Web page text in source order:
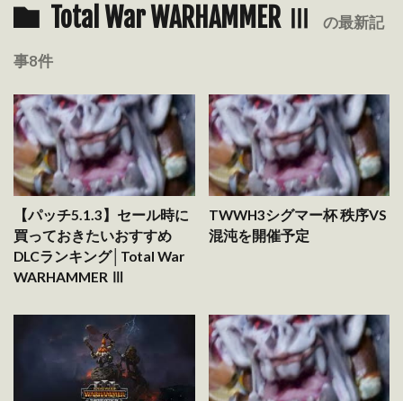
Total War WARHAMMER Ⅲ の最新記
事8件
【パッチ5.1.3】セール時に
買っておきたいおすすめ
DLCランキング│Total War
WARHAMMER Ⅲ
TWWH3シグマー杯 秩序VS
混沌を開催予定